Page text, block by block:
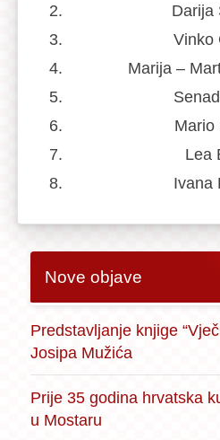
Darija
Vinko
Marija –
Mario
Lea
Ivana
Nove objave
Predstavljanje knjige
Josipa Mužića
Prije 35 godina hrvatska
u Mostaru